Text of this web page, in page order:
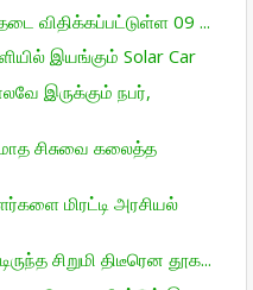
விதிக்கப்பட்டுள்ள 09 ...
இயங்கும் Solar Car
இருக்கும் நபர்,
சிசுவை கலைத்த
மிரட்டி அரசியல்
சிறுமி திடீரென தூக...